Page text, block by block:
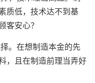
质低，技术达不到基
客安心？
。在想制造本金的先
，且在制造前理当弄好